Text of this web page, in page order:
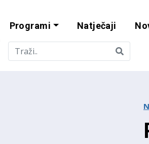
za
Programi Natječaji